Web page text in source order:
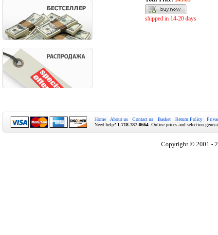
shipped in 14-20 days
Home About us Contact us Basket Return Policy
Need help? 1-718-787-0664 . Online prices and selection
Copyright © 2001 -